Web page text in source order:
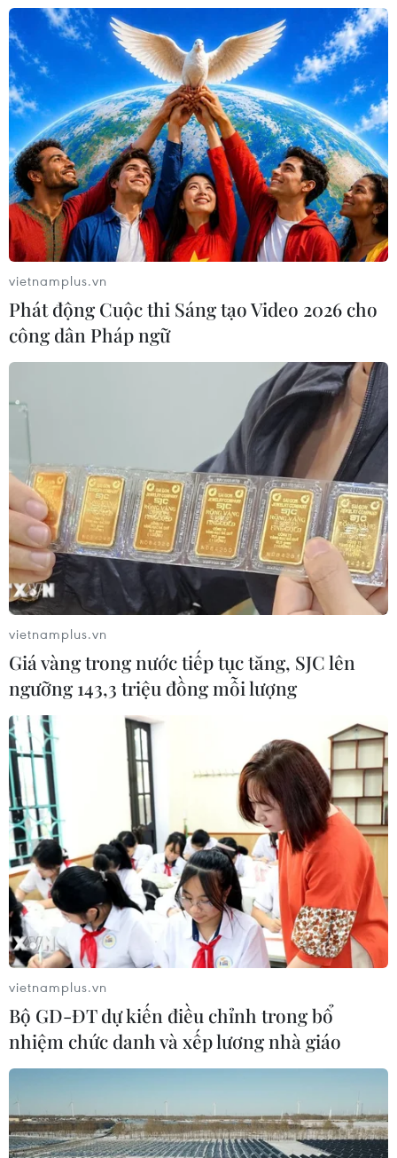
phát cho đến tận năm 2022.
Giá dầu Brent chạm mức cao nhất trong
hơn hai tháng qua
24/09/2021 01:28
Giá dầu Brent giao kỳ hạn tại thị trường London tăng
1,06 USD lên 77,25 USD/thùng, mức cao nhất kể từ giữa
tháng Bảy. Giá dầu ngọt nhẹ Mỹ giao kỳ hạn tăng 1,07
USD (1,5%) lên 73,30 USD/thùng.
vietnamplus.vn
Phát động Cuộc thi Sáng tạo Video 2026 cho
công dân Pháp ngữ
vietnamplus.vn
Giá vàng trong nước tiếp tục tăng, SJC lên
ngưỡng 143,3 triệu đồng mỗi lượng
vietnamplus.vn
Bộ GD-ĐT dự kiến điều chỉnh trong bổ
nhiệm chức danh và xếp lương nhà giáo